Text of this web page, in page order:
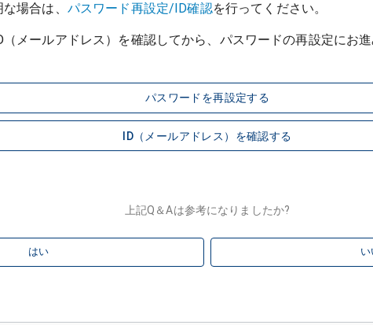
場合は、 パスワード再設定/ID確認を行ってください。
パスワードを再設定する
ID（メールアドレス）を確認する
上記Q＆Aは参考になりましたか?
はい い